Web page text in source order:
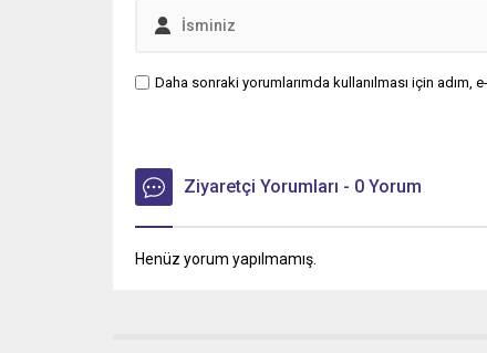
Daha sonraki yorumlarımda kullanılması için
Ziyaretçi Yorumları - 0 Yorum
Henüz yorum yapılmamış.